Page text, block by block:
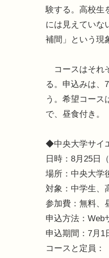
験する。高校生
には見えていな
補間」という現
コースはそれ
る。申込みは、
う。希望コース
で、昼食付き。
◆中央大学サイ
日時：8月25日
場所：中央大学
対象：中学生、
参加費：無料、
申込方法：Web
申込期間：7月1
コースと定員：